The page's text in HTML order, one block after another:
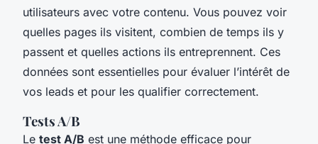
utilisateurs avec votre contenu. Vous pouvez voir
quelles pages ils visitent, combien de temps ils y
passent et quelles actions ils entreprennent. Ces
données sont essentielles pour évaluer l’intérêt de
vos leads et pour les qualifier correctement.
Tests A/B
Le test A/B est une méthode efficace pour